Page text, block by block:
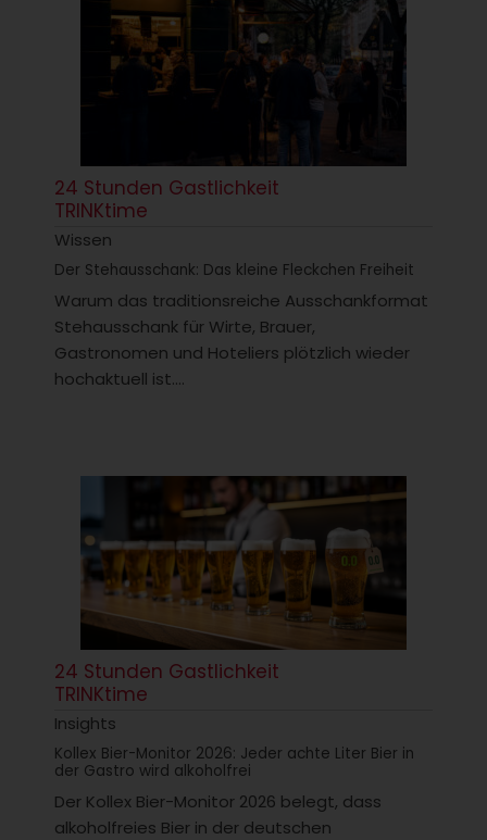
24 Stunden Gastlichkeit
TRINKtime
Wissen
Der Stehausschank: Das kleine Fleckchen Freiheit
Warum das traditionsreiche Ausschankformat
Stehausschank für Wirte, Brauer,
Gastronomen und Hoteliers plötzlich wieder
hochaktuell ist....
24 Stunden Gastlichkeit
TRINKtime
Insights
Kollex Bier-Monitor 2026: Jeder achte Liter Bier in
der Gastro wird alkoholfrei
Der Kollex Bier-Monitor 2026 belegt, dass
alkoholfreies Bier in der deutschen